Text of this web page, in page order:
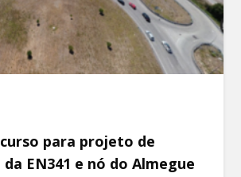
para projeto de
EN341 e nó do Almegue